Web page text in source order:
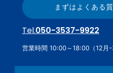
まずはよくある
Tel.050-3537-9922
営業時間 10:00～18:00（12月-